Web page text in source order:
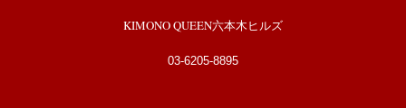
KIMONO QUEEN六本木ヒルズ
03-6205-8895